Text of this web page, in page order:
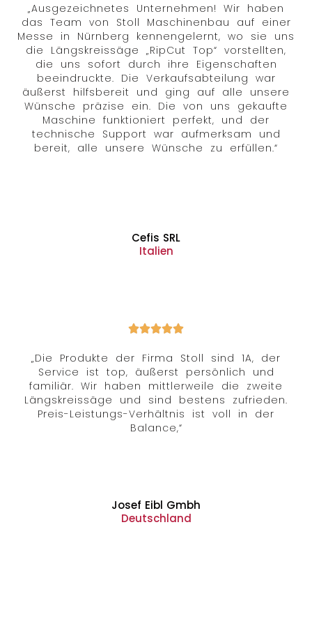
„Ausgezeichnetes Unternehmen! Wir haben
das Team von Stoll Maschinenbau auf einer
Messe in Nürnberg kennengelernt, wo sie uns
die Längskreissäge „RipCut Top“ vorstellten,
die uns sofort durch ihre Eigenschaften
beeindruckte. Die Verkaufsabteilung war
äußerst hilfsbereit und ging auf alle unsere
Wünsche präzise ein. Die von uns gekaufte
Maschine funktioniert perfekt, und der
technische Support war aufmerksam und
bereit, alle unsere Wünsche zu erfüllen.“
Cefis SRL
Italien
„Die Produkte der Firma Stoll sind 1A, der
Service ist top, äußerst persönlich und
familiär. Wir haben mittlerweile die zweite
Längskreissäge und sind bestens zufrieden.
Preis-Leistungs-Verhältnis ist voll in der
Balance,“
Josef Eibl Gmbh
Deutschland